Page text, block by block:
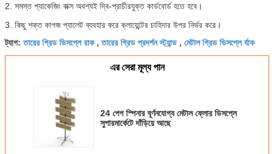
2. সমস্ত প্যাকেজিং বাক্স অবশ্যই দ্বি-প্রাচীরযুক্ত কার্ডবোর্ড হতে হবে।
3. কিছু শক্ত কাগজ প্যালেট ব্যবহার করে ক্লায়েন্টের চাহিদার উপর নির্ভর করে।
ট্যাগ:তারের গ্রিড ডিসপ্লে রাক,তারের গ্রিড প্রদর্শন স্ট্যান্ড , মেটাল গ্রিড ডিসপ্লে র্যাক
এর সেরা মূল্য পান
24 পেগ স্পিনার ঘূর্ণনযোগ্য মেটাল ফ্লোর ডিসপ্লে
সুপারমার্কেটে দাঁড়িয়ে আছে